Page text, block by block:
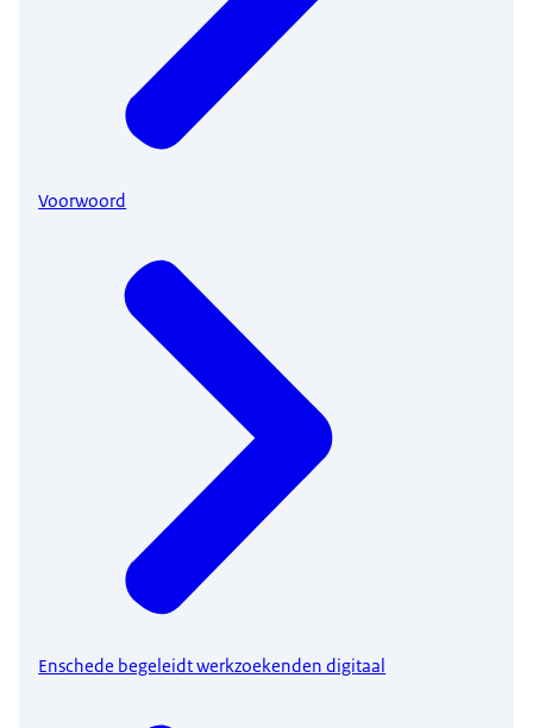
Voorwoord
Enschede begeleidt werkzoekenden digitaal